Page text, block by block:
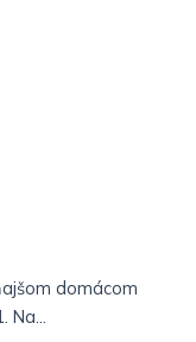
domácom
Na...